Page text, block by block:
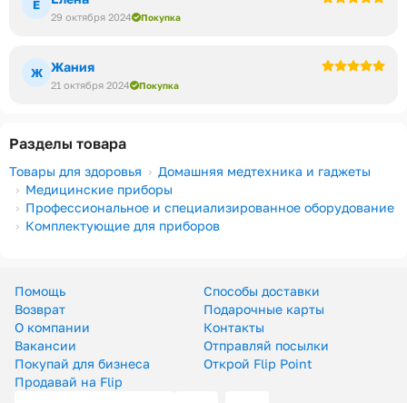
Е
29 октября 2024 Покупка
Ж Жания
21 октября 2024 Покупка
Разделы товара
Товары для здоровья
Домашняя медтехника и гаджеты
Медицинские приборы
Профессиональное и специализированное оборудование
Комплектующие для приборов
Помощь
Способы доставки
Возврат
Подарочные карты
О компании
Контакты
Вакансии
Отправляй посылки
Покупай для бизнеса
Открой Flip Point
Продавай на Flip